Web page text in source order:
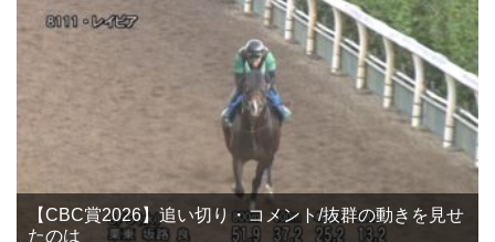
【CBC賞2026】追い切り・コメント/抜群の動きを見せ
たのは